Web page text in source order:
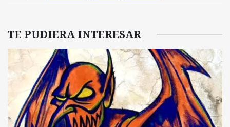
TE PUDIERA INTERESAR